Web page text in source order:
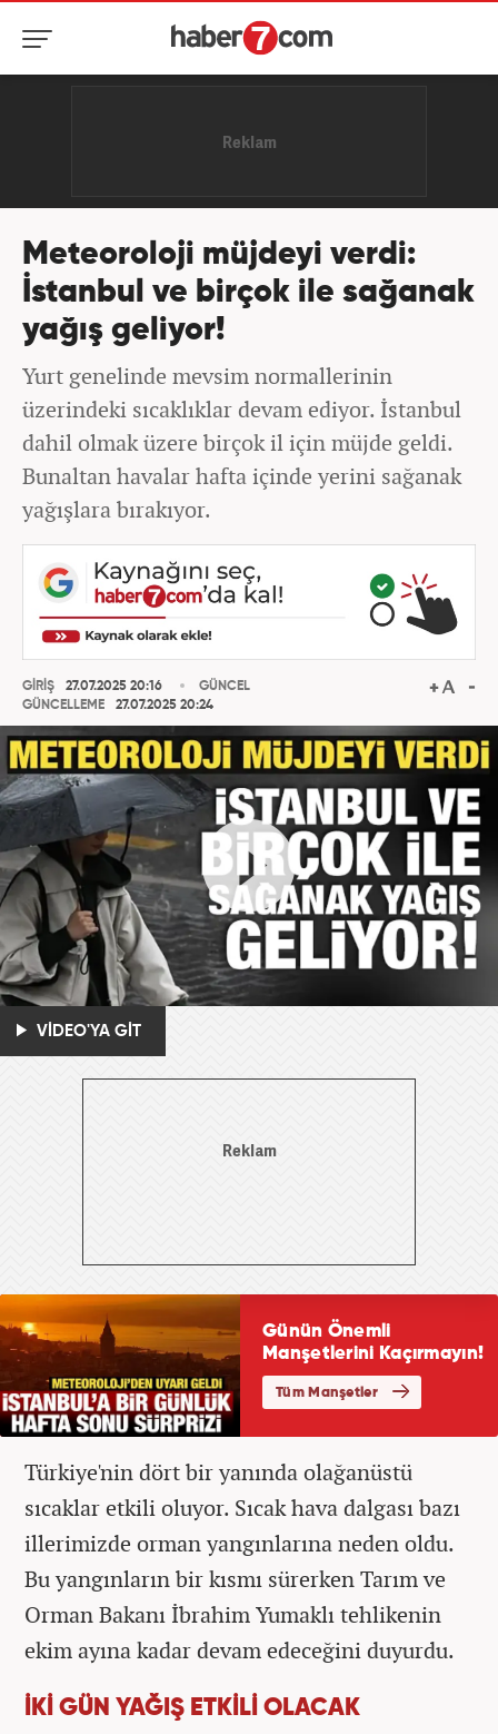
Meteoroloji müjdeyi verdi:
İstanbul ve birçok ile sağanak
yağış geliyor!
Yurt genelinde mevsim normallerinin
üzerindeki sıcaklıklar devam ediyor. İstanbul
dahil olmak üzere birçok il için müjde geldi.
Bunaltan havalar hafta içinde yerini sağanak
yağışlara bırakıyor.
GİRİŞ
27.07.2025 20:16
GÜNCELLEME
27.07.2025 20:24
GÜNCEL
VİDEO'YA GİT
Türkiye'nin dört bir yanında olağanüstü
sıcaklar etkili oluyor. Sıcak hava dalgası bazı
illerimizde orman yangınlarına neden oldu.
Bu yangınların bir kısmı sürerken Tarım ve
Orman Bakanı İbrahim Yumaklı tehlikenin
ekim ayına kadar devam edeceğini duyurdu.
İKİ GÜN YAĞIŞ ETKİLİ OLACAK